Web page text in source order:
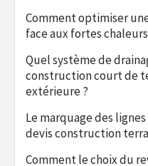
Comment optimiser
face aux fortes
Quel système de
construction court de
extérieure ?
Le marquage des
devis construction
Comment le choix du